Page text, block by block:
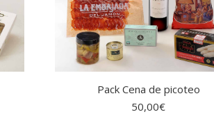
Pack Cena de picoteo
50,00€